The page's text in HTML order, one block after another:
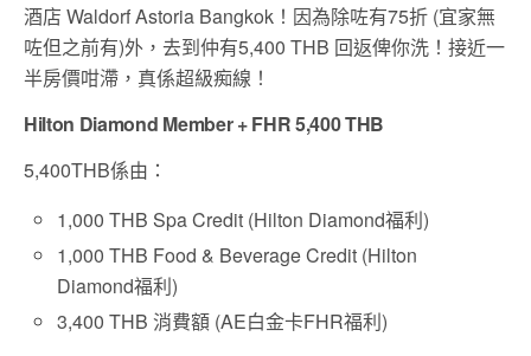
酒店 Waldorf Astoria Bangkok！因為除咗有75折 (宜家無
咗但之前有)外，去到仲有5,400 THB 回返俾你洗！接近一
半房價咁滯，真係超級痴線！
Hilton Diamond Member + FHR 5,400 THB
5,400THB係由：
1,000 THB Spa Credit (Hilton Diamond福利)
1,000 THB Food & Beverage Credit (Hilton
Diamond福利)
3,400 THB 消費額 (AE白金卡FHR福利)